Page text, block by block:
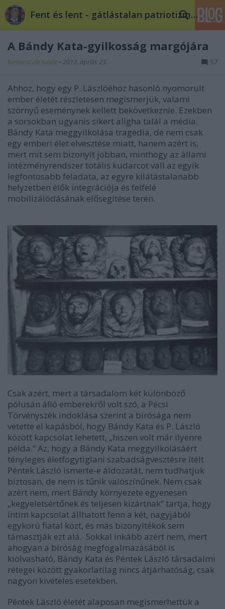
Fent és lent - gátlástalan patriotizmus
A Bándy Kata-gyilkosság margójára
komoroczki tunde • 2013. április 23. 57
Ahhoz, hogy egy P. Lászlóéhoz hasonló nyomorult
ember életét részletesen megismerjük, valami
szörnyű eseménynek kellett bekövetkeznie. Ezekben
a sorsokban ugyanis sikert aligha talál a média.
Bándy Kata meggyilkolása tragédia, de nem csak
egy emberi élet elvesztése miatt, hanem azért is,
mert mit sem bizonyít jobban, minthogy az állami
intézményrendszer totális kudarcot vall az egyik
legfontosabb feladata, az egyre kilátástalanabb
helyzetben élők integrációja és felfelé
mobilizálódásának elősegítése terén.
Csak azért, mert a társadalom két különböző
pólusán álló emberekről volt szó, a Pécsi
Törvényszék indoklása szerint a bírósága nem
vetette el kapásból, hogy Bándy Kata és P. László
között kapcsolat lehetett, „hiszen volt már ilyenre
példa.” Az, hogy a Bándy Kata meggyilkolásáért
tényleges életfogytiglani szabadságvesztésre ítélt
Péntek László ismerte-e áldozatát, nem tudhatjuk
biztosan, de nem is tűnik valószínűnek. Nem csak
azért nem, mert Bándy környezete egyenesen
„kegyeletsértőnek és teljesen kizártnak” tartja, hogy
intim kapcsolat állhatott fenn a két, nagyjából
egykorú fiatal közt, és más bizonyítékok sem
támasztják ezt alá. Sokkal inkább azért nem, mert
ahogyan a bíróság megfogalmazásából is
kiolvasható, Bándy Kata és Péntek László társadalmi
rétegei között gyakorlatilag nincs átjárhatóság, csak
nagyon kivételes esetekben.
Péntek László életét alaposan megismerhettük a